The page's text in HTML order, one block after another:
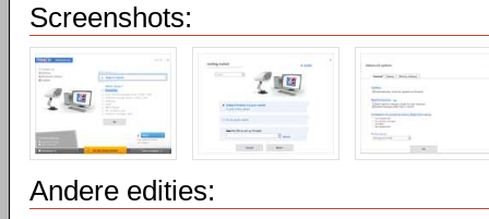
Screenshots:
Andere edities: